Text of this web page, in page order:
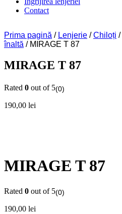
Contact
Prima pagină / Lenjerie /Chiloți /
înaltă / MIRAGE T 87
MIRAGE T 87
Rated 0 out of 5(0)
190,00 lei
MIRAGE T 87
Rated 0 out of 5(0)
190,00 lei